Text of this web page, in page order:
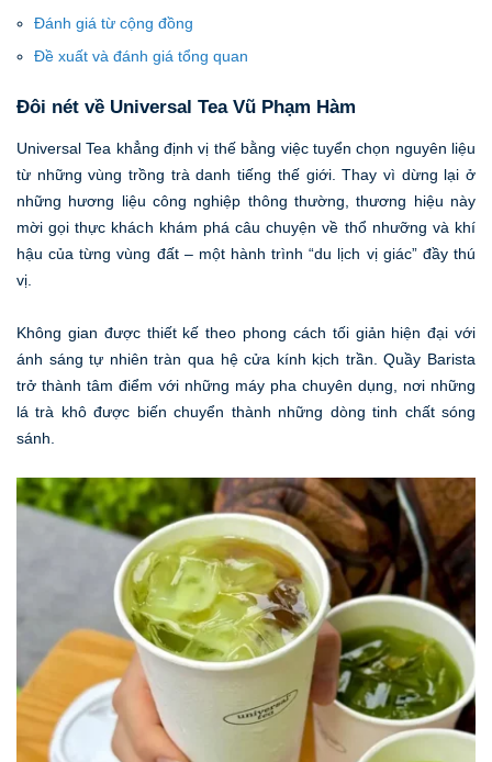
Đánh giá từ cộng đồng
Đề xuất và đánh giá tổng quan
Đôi nét về Universal Tea Vũ Phạm Hàm
Universal Tea khẳng định vị thế bằng việc tuyển chọn nguyên liệu
từ những vùng trồng trà danh tiếng thế giới. Thay vì dừng lại ở
những hương liệu công nghiệp thông thường, thương hiệu này
mời gọi thực khách khám phá câu chuyện về thổ nhưỡng và khí
hậu của từng vùng đất – một hành trình “du lịch vị giác” đầy thú
vị.
Không gian được thiết kế theo phong cách tối giản hiện đại với
ánh sáng tự nhiên tràn qua hệ cửa kính kịch trần. Quầy Barista
trở thành tâm điểm với những máy pha chuyên dụng, nơi những
lá trà khô được biến chuyển thành những dòng tinh chất sóng
sánh.